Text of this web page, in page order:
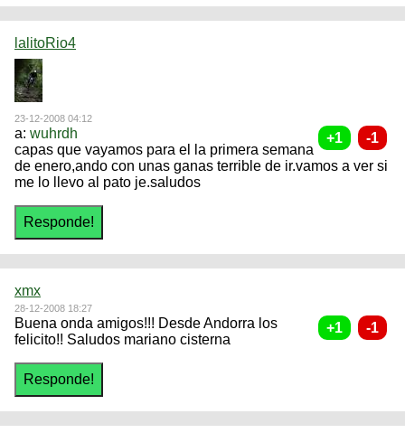
lalitoRio4
23-12-2008 04:12
a: wuhrdh
capas que vayamos para el la primera semana
de enero,ando con unas ganas terrible de ir.vamos a ver si
me lo llevo al pato je.saludos
xmx
28-12-2008 18:27
Buena onda amigos!!! Desde Andorra los
felicito!! Saludos mariano cisterna